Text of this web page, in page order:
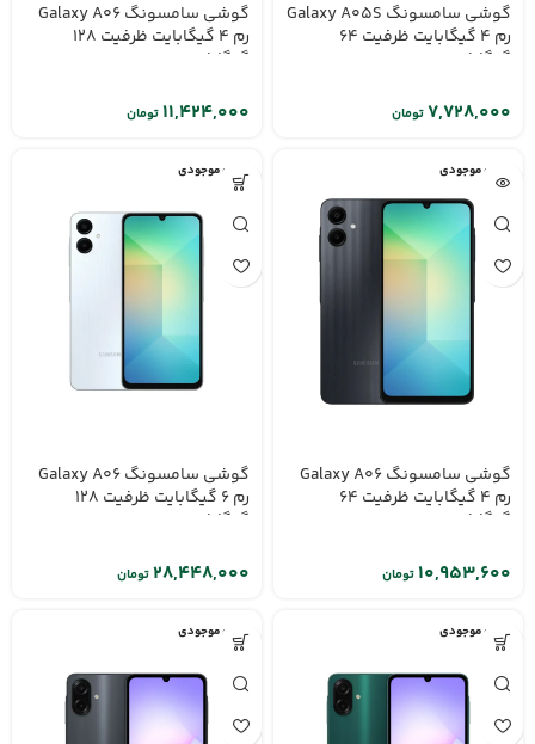
گوشی سامسونگ Galaxy A05S
رم 4 گیگابایت ظرفیت 64
گیگابایت
تومان
گوشی سامسونگ Galaxy A06
رم 4 گیگابایت ظرفیت 128
گیگابایت
تومان
اتمام موجودی
گوشی سامسونگ Galaxy A06
رم 4 گیگابایت ظرفیت 64
گیگابایت
تومان
اتمام موجودی
گوشی سامسونگ Galaxy A06
رم 6 گیگابایت ظرفیت 128
گیگابایت
تومان
اتمام موجودی اتمام موجودی